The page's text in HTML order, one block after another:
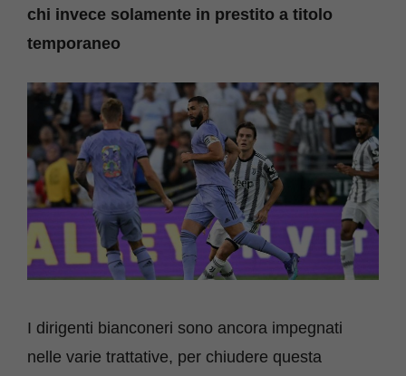
chi invece solamente in prestito a titolo
temporaneo
I dirigenti bianconeri sono ancora impegnati
nelle varie trattative, per chiudere questa